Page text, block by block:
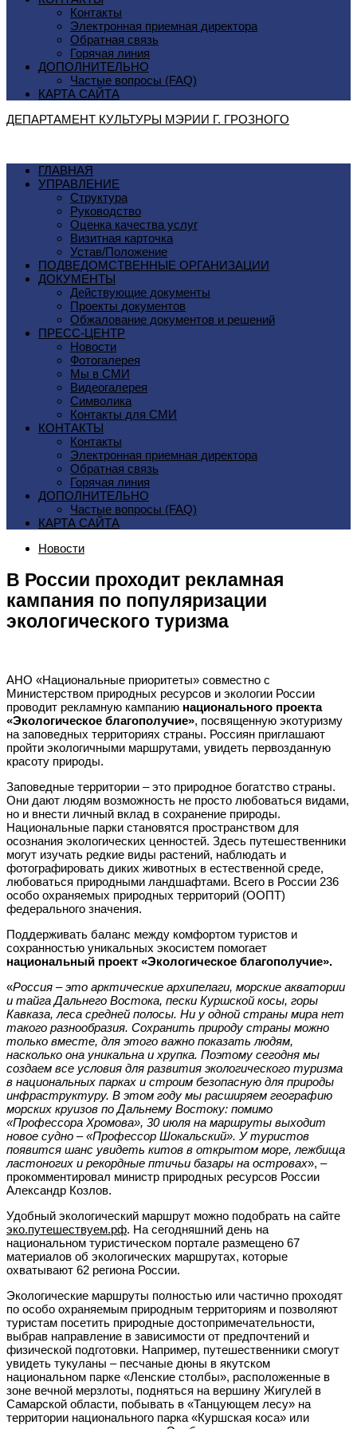
Контакты
Электронная приемная директора
Обратная связь
Горячая линия
ДОПОЛНИТЕЛЬНО
Частые вопросы (FAQ)
КАРТА САЙТА
ДЕПАРТАМЕНТ КУЛЬТУРЫ МЭРИИ Г. ГРОЗНОГO
ГЛАВНАЯ
УПРАВЛЕНИЕ
Структура
Руководство
Оценка качества услуг
Визитная карточка
Устав/Положение
ПОДВЕДОМСТВЕННЫЕ ОРГАНИЗАЦИИ
ДОКУМЕНТЫ
Действующие документы
Проекты документов
Обжалование документов и решений
ПРЕСС-ЦЕНТР
Новости
Фотогалерея
Мы в СМИ
Видеогалерея
Символика
Контакты для СМИ
КОНТАКТЫ
Контакты
Электронная приемная директора
Обратная связь
Горячая линия
ДОПОЛНИТЕЛЬНО
Частые вопросы (FAQ)
КАРТА САЙТА
Новости
В России проходит рекламная
кампания по популяризации
экологического туризма
АНО «Национальные приоритеты» совместно с
Министерством природных ресурсов и экологии России
проводит рекламную кампанию национального проекта
«Экологическое благополучие», посвященную экотуризму
на заповедных территориях страны. Россиян приглашают
пройти экологичными маршрутами, увидеть первозданную
красоту природы.
Заповедные территории – это природное богатство страны.
Они дают людям возможность не просто любоваться видами,
но и внести личный вклад в сохранение природы.
Национальные парки становятся пространством для
осознания экологических ценностей. Здесь путешественники
могут изучать редкие виды растений, наблюдать и
фотографировать диких животных в естественной среде,
любоваться природными ландшафтами. Всего в России 236
особо охраняемых природных территорий (ООПТ)
федерального значения.
Поддерживать баланс между комфортом туристов и
сохранностью уникальных экосистем помогает
национальный проект «Экологическое благополучие».
«Россия – это арктические архипелаги, морские акватории
и тайга Дальнего Востока, пески Куршской косы, горы
Кавказа, леса средней полосы. Ни у одной страны мира нет
такого разнообразия. Сохранить природу страны можно
только вместе, для этого важно показать людям,
насколько она уникальна и хрупка. Поэтому сегодня мы
создаем все условия для развития экологического туризма
в национальных парках и строим безопасную для природы
инфраструктуру. В этом году мы расширяем географию
морских круизов по Дальнему Востоку: помимо
«Профессора Хромова», 30 июля на маршруты выходит
новое судно – «Профессор Шокальский». У туристов
появится шанс увидеть китов в открытом море, лежбища
ластоногих и рекордные птичьи базары на островах», –
прокомментировал министр природных ресурсов России
Александр Козлов.
Удобный экологический маршрут можно подобрать на сайте
эко.путешествуем.рф. На сегодняшний день на
национальном туристическом портале размещено 67
материалов об экологических маршрутах, которые
охватывают 62 региона России.
Экологические маршруты полностью или частично проходят
по особо охраняемым природным территориям и позволяют
туристам посетить природные достопримечательности,
выбрав направление в зависимости от предпочтений и
физической подготовки. Например, путешественники смогут
увидеть тукуланы – песчаные дюны в якутском
национальном парке «Ленские столбы», расположенные в
зоне вечной мерзлоты, подняться на вершину Жигулей в
Самарской области, побывать в «Танцующем лесу» на
территории национального парка «Куршская коса» или